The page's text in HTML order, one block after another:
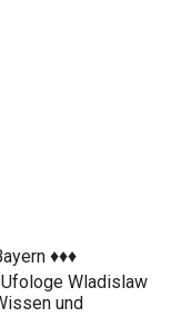
♦♦♦
Wladislaw
und